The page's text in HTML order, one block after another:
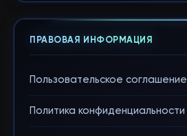
ПРАВОВАЯ ИНФОРМАЦИЯ
Пользовательское соглашение
Политика конфиденциальности